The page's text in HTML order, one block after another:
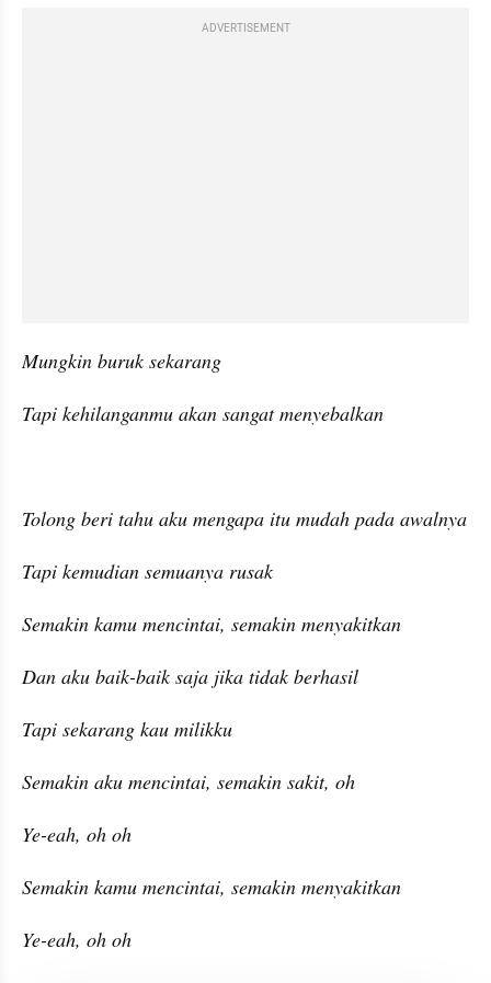
ADVERTISEMENT
Mungkin buruk sekarang
Tapi kehilanganmu akan sangat menyebalkan
Tolong beri tahu aku mengapa itu mudah pada awalnya
Tapi kemudian semuanya rusak
Semakin kamu mencintai, semakin menyakitkan
Dan aku baik-baik saja jika tidak berhasil
Tapi sekarang kau milikku
Semakin aku mencintai, semakin sakit, oh
Ye-eah, oh oh
Semakin kamu mencintai, semakin menyakitkan
Ye-eah, oh oh